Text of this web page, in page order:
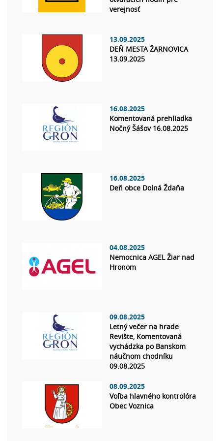
verejnosť
13.09.2025
DEŇ MESTA ŽARNOVICA
13.09.2025
16.08.2025
Komentovaná prehliadka
Nočný Šášov 16.08.2025
16.08.2025
Deň obce Dolná Ždaňa
04.08.2025
Nemocnica AGEL Žiar nad
Hronom
09.08.2025
Letný večer na hrade
Revište, Komentovaná
vychádzka po Banskom
náučnom chodníku
09.08.2025
08.09.2025
Voľba hlavného kontrolóra
Obec Voznica